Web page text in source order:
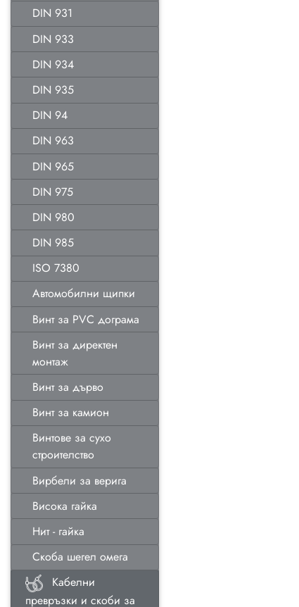
DIN 931
DIN 933
DIN 934
DIN 935
DIN 94
DIN 963
DIN 965
DIN 975
DIN 980
DIN 985
ISO 7380
Автомобилни щипки
Винт за PVC дограма
Винт за директен
монтаж
Винт за дърво
Винт за камион
Винтове за сухо
строителство
Вирбели за верига
Висока гайка
Нит - гайка
Скоба шегел омега
Кабелни
превръзки и скоби за